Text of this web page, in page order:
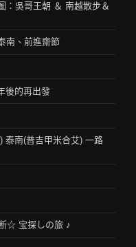
：吳哥王朝 ＆ 南越散步＆
南、前進齋節
後的再出發
泰南(普吉甲米合艾) 一路
☆ 宝探しの旅 ♪